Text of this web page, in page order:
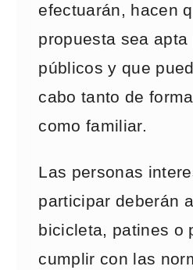
efectuarán, hacen
propuesta sea
públicos y que
cabo tanto de
como familiar.
Las personas
participar deberán
bicicleta, patines o
cumplir con las